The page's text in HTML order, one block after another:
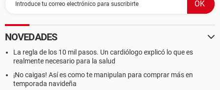
NOVEDADES
La regla de los 10 mil pasos. Un cardiólogo explicó lo que es
realmente necesario para la salud
¡No caigas! Así es como te manipulan para comprar más en
temporada navideña